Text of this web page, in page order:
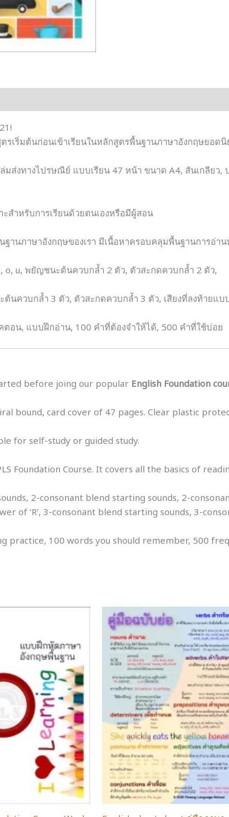
เริ่มต้นก่อนเข้าเรียนในหลักสูตรพื้นฐานภาษาอังกฤษยอดนิ
มส่งทางไปรษณีย์ แบบเรียน 47 หน้า ขนาด A4, สันเกลียว
สำหรับการเรียนด้วยตนเองหรือมีผู้สอน
ฐานภาษาอังกฤษของเรา มีเนื้อหาครอบคลุมพื้นฐานการอ่า
i, o, u, พยัญชนะต้นควบกล้ำ 2 ตัว, ตัวสะกดควบกล้ำ 2 ตัว,
นควบกล้ำ 3 ตัว, ตัวสะกดควบกล้ำ 3 ตัว, เสียงที่ลงท้ายแบ
อน, แบบฝึกอ่าน, 100 คำที่ต้องจำให้ได้, 500 คำที่ใช้บ่อย
before joing our popular English Foundation
bound, card cover of 47 pages. Clear plastic
for self-study or guided study.
Foundation Course. It covers all the basics of
2-consonant blend starting sounds, 2-
of ‘R’, 3-consonant blend starting sounds, 3-
practice, 100 words you should remember, 500